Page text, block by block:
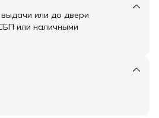
или до двери
или наличными